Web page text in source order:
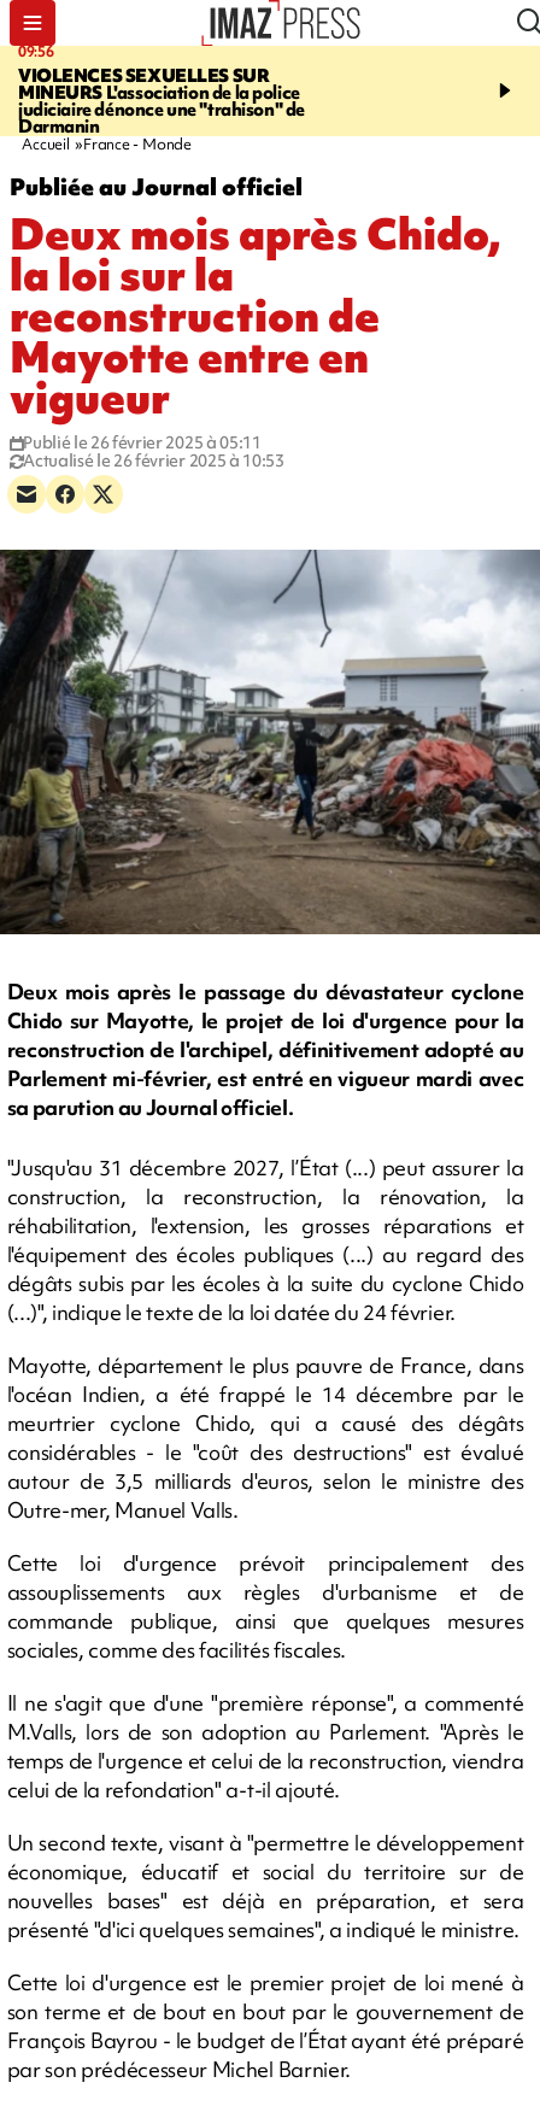
09:56
VIOLENCES SEXUELLES SUR
MINEURS L'association de la police
judiciaire dénonce une "trahison" de
Darmanin
12:19
grièvement blessé à
Accueil France - Monde
Publiée au Journal officiel
Deux mois après Chido,
la loi sur la
reconstruction de
Mayotte entre en
vigueur
Publié le 26 février 2025 à 05:11
Actualisé le 26 février 2025 à 10:53
Deux mois après le passage du dévastateur cyclone
Chido sur Mayotte, le projet de loi d'urgence pour la
reconstruction de l'archipel, définitivement adopté au
Parlement mi-février, est entré en vigueur mardi avec
sa parution au Journal officiel.
"Jusqu'au 31 décembre 2027, l’État (...) peut assurer la
construction, la reconstruction, la rénovation, la
réhabilitation, l'extension, les grosses réparations et
l'équipement des écoles publiques (...) au regard des
dégâts subis par les écoles à la suite du cyclone Chido
(...)", indique le texte de la loi datée du 24 février.
Mayotte, département le plus pauvre de France, dans
l'océan Indien, a été frappé le 14 décembre par le
meurtrier cyclone Chido, qui a causé des dégâts
considérables - le "coût des destructions" est évalué
autour de 3,5 milliards d'euros, selon le ministre des
Outre-mer, Manuel Valls.
Cette loi d'urgence prévoit principalement des
assouplissements aux règles d'urbanisme et de
commande publique, ainsi que quelques mesures
sociales, comme des facilités fiscales.
Il ne s'agit que d'une "première réponse", a commenté
M.Valls, lors de son adoption au Parlement. "Après le
temps de l'urgence et celui de la reconstruction, viendra
celui de la refondation" a-t-il ajouté.
Un second texte, visant à "permettre le développement
économique, éducatif et social du territoire sur de
nouvelles bases" est déjà en préparation, et sera
présenté "d'ici quelques semaines", a indiqué le ministre.
Cette loi d'urgence est le premier projet de loi mené à
son terme et de bout en bout par le gouvernement de
François Bayrou - le budget de l’État ayant été préparé
par son prédécesseur Michel Barnier.